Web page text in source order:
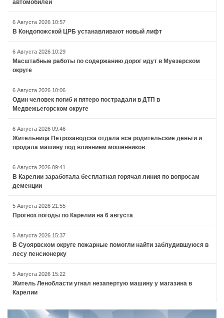
автомобилей
6 Августа 2026 10:57
В Кондопожской ЦРБ устанавливают новый лифт
6 Августа 2026 10:29
Масштабные работы по содержанию дорог идут в Муезерском
округе
6 Августа 2026 10:06
Один человек погиб и пятеро пострадали в ДТП в
Медвежьегорском округе
6 Августа 2026 09:46
Жительница Петрозаводска отдала все родительские деньги и
продала машину под влиянием мошенников
6 Августа 2026 09:41
В Карелии заработала бесплатная горячая линия по вопросам
деменции
5 Августа 2026 21:55
Прогноз погоды по Карелии на 6 августа
5 Августа 2026 15:37
В Суоярвском округе пожарные помогли найти заблудившуюся в
лесу пенсионерку
5 Августа 2026 15:22
Житель Ленобласти угнал незапертую машину у магазина в
Карелии